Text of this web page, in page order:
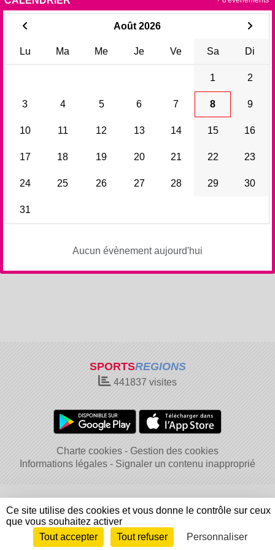
Août 2026
Lu Ma Me Je Ve Sa Di
1 2
3 4 5 6 7 8 9
10 11 12 13 14 15 16
17 18 19 20 21 22 23
24 25 26 27 28 29 30
31
Aucun évènement aujourd'hui
SPORTSREGIONS
441837 visites
Charte cookies
Gestion des cookies
Informations légales
Signaler un contenu inapproprié
Envie de participer ? Connexion
Ce site utilise des cookies et vous donne le contrôle sur ceux
que vous souhaitez activer
Tout accepter
Tout refuser Personnaliser